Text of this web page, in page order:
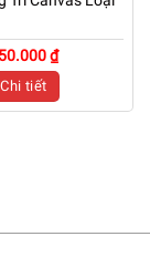
₫
Chi tiết